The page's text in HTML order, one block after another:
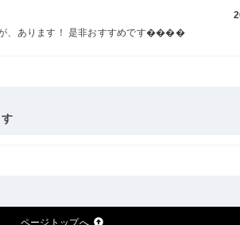
が、あります！ 是非おすすめです����
ページトップへ